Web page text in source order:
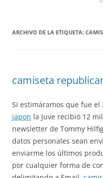
ARCHIVO DE LA ETIQUETA:
camiseta
Si estimáramos que fue el
japon la Juve recibió 12
newsletter de Tommy
datos personales sean
enviarme los últimos
por cualquier forma de